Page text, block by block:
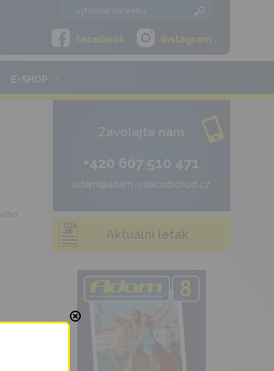
instagram
facebook
E-SHOP
Zavolejte nám
+420 607 510 471
adam@adam-velkoobchod.cz
Aktuální leták